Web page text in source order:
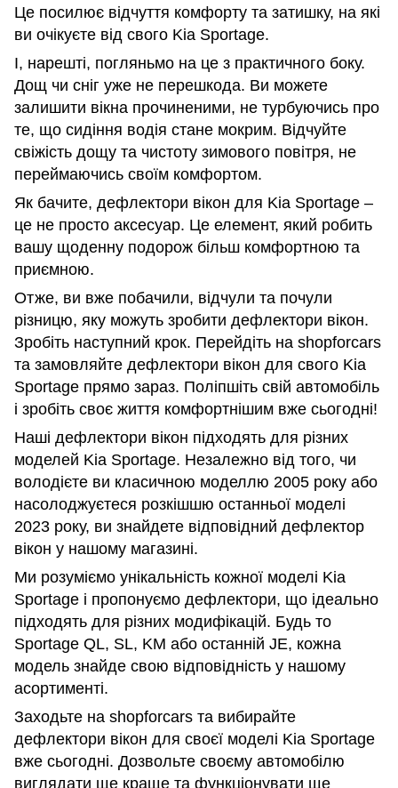
Це посилює відчуття комфорту та затишку, на які
ви очікуєте від свого Kia Sportage.
І, нарешті, погляньмо на це з практичного боку.
Дощ чи сніг уже не перешкода. Ви можете
залишити вікна прочиненими, не турбуючись про
те, що сидіння водія стане мокрим. Відчуйте
свіжість дощу та чистоту зимового повітря, не
переймаючись своїм комфортом.
Як бачите, дефлектори вікон для Kia Sportage –
це не просто аксесуар. Це елемент, який робить
вашу щоденну подорож більш комфортною та
приємною.
Отже, ви вже побачили, відчули та почули
різницю, яку можуть зробити дефлектори вікон.
Зробіть наступний крок. Перейдіть на shopforcars
та замовляйте дефлектори вікон для свого Kia
Sportage прямо зараз. Поліпшіть свій автомобіль
і зробіть своє життя комфортнішим вже сьогодні!
Наші дефлектори вікон підходять для різних
моделей Kia Sportage. Незалежно від того, чи
володієте ви класичною моделлю 2005 року або
насолоджуєтеся розкішшю останньої моделі
2023 року, ви знайдете відповідний дефлектор
вікон у нашому магазині.
Ми розуміємо унікальність кожної моделі Kia
Sportage і пропонуємо дефлектори, що ідеально
підходять для різних модифікацій. Будь то
Sportage QL, SL, KM або останній JE, кожна
модель знайде свою відповідність у нашому
асортименті.
Заходьте на shopforcars та вибирайте
дефлектори вікон для своєї моделі Kia Sportage
вже сьогодні. Дозвольте своєму автомобілю
виглядати ще краще та функціонувати ще